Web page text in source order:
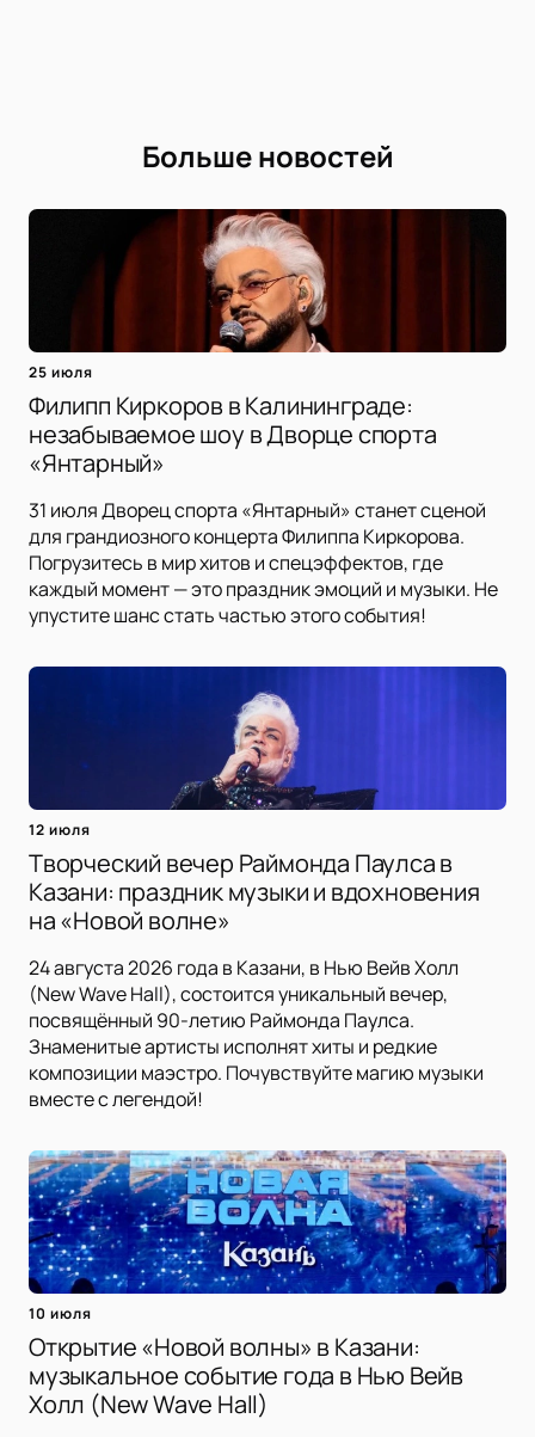
Больше новостей
25 июля
Филипп Киркоров в Калининграде:
незабываемое шоу в Дворце спорта
«Янтарный»
31 июля Дворец спорта «Янтарный» станет сценой
для грандиозного концерта Филиппа Киркорова.
Погрузитесь в мир хитов и спецэффектов, где
каждый момент — это праздник эмоций и музыки. Не
упустите шанс стать частью этого события!
12 июля
Творческий вечер Раймонда Паулса в
Казани: праздник музыки и вдохновения
на «Новой волне»
24 августа 2026 года в Казани, в Нью Вейв Холл
(New Wave Hall), состоится уникальный вечер,
посвящённый 90-летию Раймонда Паулса.
Знаменитые артисты исполнят хиты и редкие
композиции маэстро. Почувствуйте магию музыки
вместе с легендой!
10 июля
Открытие «Новой волны» в Казани:
музыкальное событие года в Нью Вейв
Холл (New Wave Hall)